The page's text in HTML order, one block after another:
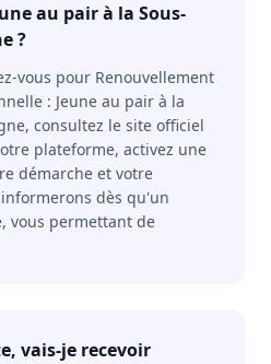
au pair à la Sous-
?
vous pour Renouvellement
: Jeune au pair à la
consultez le site officiel
plateforme, activez une
démarche et votre
dès qu'un
vous permettant de
vais-je recevoir